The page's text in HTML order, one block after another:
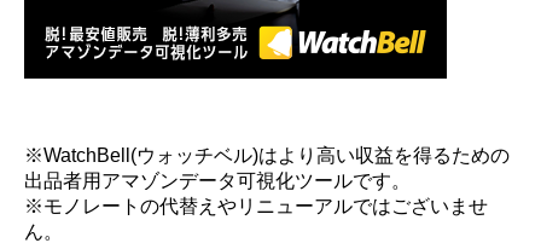
※WatchBell(ウォッチベル)はより高い収益を得るための
出品者用アマゾンデータ可視化ツールです。
※モノレートの代替えやリニューアルではございませ
ん。